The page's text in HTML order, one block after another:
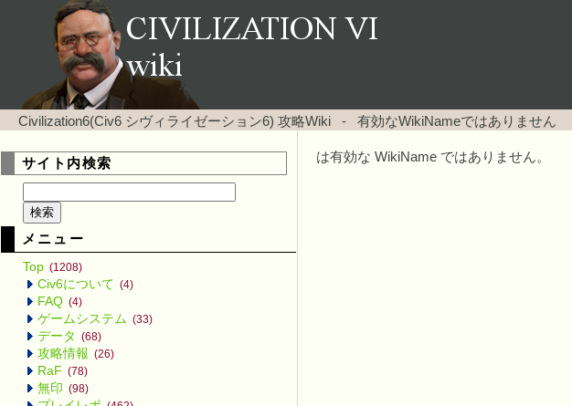
Civilization6(Civ6 シヴィライゼーション6) 攻略Wiki - 有効なWikiNameではありません |
サイト内検索
メニュー
Top (1208)
Civ6について (4)
FAQ (4)
ゲームシステム (33)
データ (68)
攻略情報 (26)
RaF (78)
無印 (98)
は有効な WikiName ではありません。